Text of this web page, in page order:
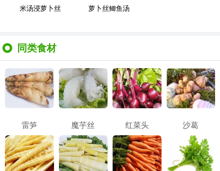
米汤浸萝卜丝 萝卜丝鲫鱼汤
同类食材
雷笋 魔芋丝 红菜头 沙葛